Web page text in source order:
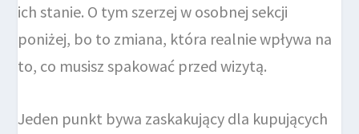
ich stanie. O tym szerzej w osobnej sekcji
poniżej, bo to zmiana, która realnie wpływa na
to, co musisz spakować przed wizytą.
Jeden punkt bywa zaskakujący dla kupujących